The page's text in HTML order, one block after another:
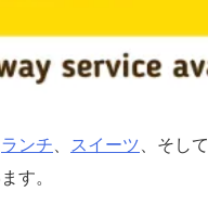
ランチ スイーツ 、そして
す。